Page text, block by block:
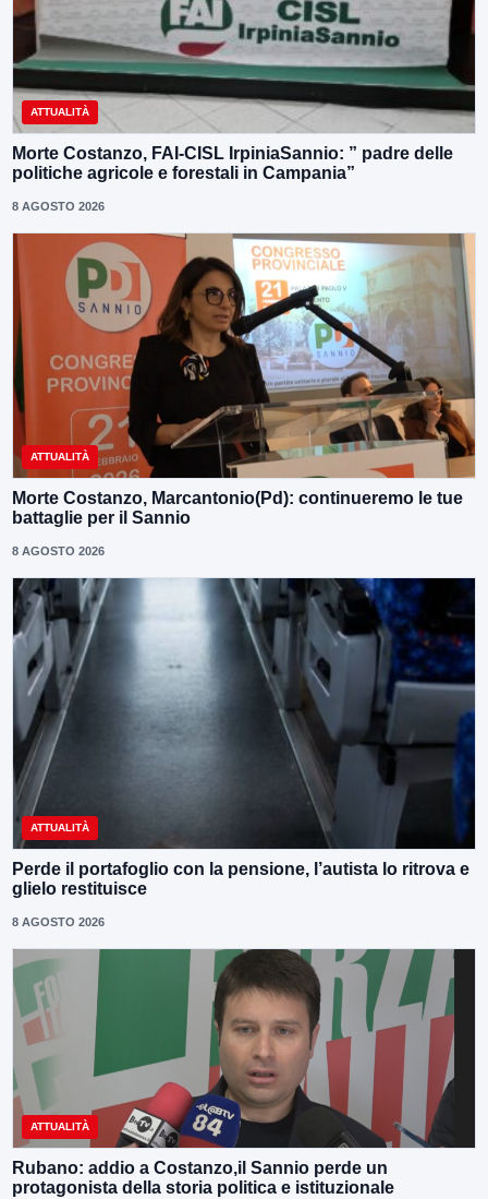
ATTUALITÀ
Morte Costanzo, FAI-CISL IrpiniaSannio: ” padre delle
politiche agricole e forestali in Campania”
8 AGOSTO 2026
ATTUALITÀ
Morte Costanzo, Marcantonio(Pd): continueremo le tue
battaglie per il Sannio
8 AGOSTO 2026
ATTUALITÀ
Perde il portafoglio con la pensione, l’autista lo ritrova e
glielo restituisce
8 AGOSTO 2026
ATTUALITÀ
Rubano: addio a Costanzo,il Sannio perde un
protagonista della storia politica e istituzionale